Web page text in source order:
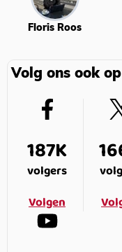
Floris Roos
Volg ons ook
187K
volgers
Volgen